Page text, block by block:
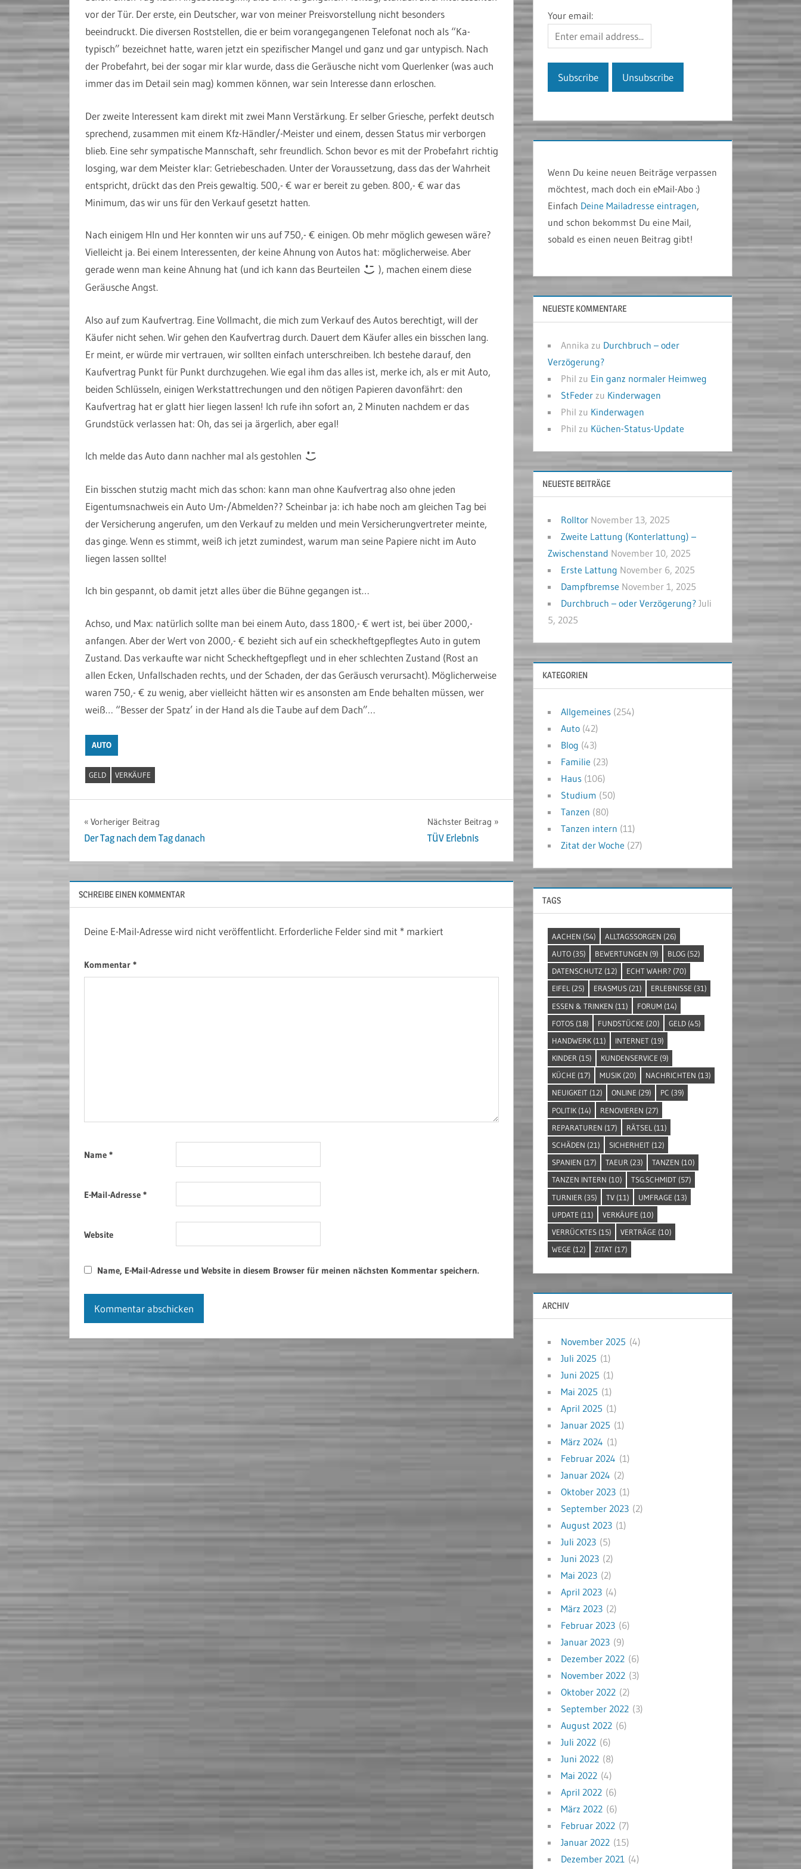
vor der Tür. Der erste, ein Deutscher, war von meiner Preisvorstellung nicht besonders
beeindruckt. Die diversen Roststellen, die er beim vorangegangenen Telefonat noch als “Ka-
typisch” bezeichnet hatte, waren jetzt ein spezifischer Mangel und ganz und gar untypisch. Nach
der Probefahrt, bei der sogar mir klar wurde, dass die Geräusche nicht vom Querlenker (was auch
immer das im Detail sein mag) kommen können, war sein Interesse dann erloschen.
Der zweite Interessent kam direkt mit zwei Mann Verstärkung. Er selber Griesche, perfekt deutsch
sprechend, zusammen mit einem Kfz-Händler/-Meister und einem, dessen Status mir verborgen
blieb. Eine sehr sympatische Mannschaft, sehr freundlich. Schon bevor es mit der Probefahrt richtig
losging, war dem Meister klar: Getriebeschaden. Unter der Voraussetzung, dass das der Wahrheit
entspricht, drückt das den Preis gewaltig. 500,- € war er bereit zu geben. 800,- € war das
Minimum, das wir uns für den Verkauf gesetzt hatten.
Nach einigem HIn und Her konnten wir uns auf 750,- € einigen. Ob mehr möglich gewesen wäre?
Vielleicht ja. Bei einem Interessenten, der keine Ahnung von Autos hat: möglicherweise. Aber
gerade wenn man keine Ahnung hat (und ich kann das Beurteilen
), machen einem diese
Geräusche Angst.
Also auf zum Kaufvertrag. Eine Vollmacht, die mich zum Verkauf des Autos berechtigt, will der
Käufer nicht sehen. Wir gehen den Kaufvertrag durch. Dauert dem Käufer alles ein bisschen lang.
Er meint, er würde mir vertrauen, wir sollten einfach unterschreiben. Ich bestehe darauf, den
Kaufvertrag Punkt für Punkt durchzugehen. Wie egal ihm das alles ist, merke ich, als er mit Auto,
beiden Schlüsseln, einigen Werkstattrechungen und den nötigen Papieren davonfährt: den
Kaufvertrag hat er glatt hier liegen lassen! Ich rufe ihn sofort an, 2 Minuten nachdem er das
Grundstück verlassen hat: Oh, das sei ja ärgerlich, aber egal!
Ich melde das Auto dann nachher mal als gestohlen
Ein bisschen stutzig macht mich das schon: kann man ohne Kaufvertrag also ohne jeden
Eigentumsnachweis ein Auto Um-/Abmelden?? Scheinbar ja: ich habe noch am gleichen Tag bei
der Versicherung angerufen, um den Verkauf zu melden und mein Versicherungvertreter meinte,
das ginge. Wenn es stimmt, weiß ich jetzt zumindest, warum man seine Papiere nicht im Auto
liegen lassen sollte!
Ich bin gespannt, ob damit jetzt alles über die Bühne gegangen ist…
Achso, und Max: natürlich sollte man bei einem Auto, dass 1800,- € wert ist, bei über 2000,-
anfangen. Aber der Wert von 2000,- € bezieht sich auf ein scheckheftgepflegtes Auto in gutem
Zustand. Das verkaufte war nicht Scheckheftgepflegt und in eher schlechten Zustand (Rost an
allen Ecken, Unfallschaden rechts, und der Schaden, der das Geräusch verursacht). Möglicherweise
waren 750,- € zu wenig, aber vielleicht hätten wir es ansonsten am Ende behalten müssen, wer
weiß… “Besser der Spatz’ in der Hand als die Taube auf dem Dach”…
AUTO
GELD VERKÄUFE
Beitragsnavigation
Vorheriger Beitrag
Der Tag nach dem Tag danach
Nächster Beitrag
TÜV Erlebnis
SCHREIBE EINEN KOMMENTAR
Deine E-Mail-Adresse wird nicht veröffentlicht. Erforderliche Felder sind mit * markiert
Kommentar *
Name *
E-Mail-Adresse *
Website
Name, E-Mail-Adresse und Website in diesem Browser für meinen nächsten Kommentar speichern.
Your email:
Wenn Du keine neuen Beiträge verpassen
möchtest, mach doch ein eMail-Abo :)
Einfach Deine Mailadresse eintragen,
und schon bekommst Du eine Mail,
sobald es einen neuen Beitrag gibt!
NEUESTE KOMMENTARE
Annika zu Durchbruch – oder
Verzögerung?
Phil zu Ein ganz normaler Heimweg
StFeder zu Kinderwagen
Phil zu Kinderwagen
Phil zu Küchen-Status-Update
NEUESTE BEITRÄGE
Rolltor November 13, 2025
Zweite Lattung (Konterlattung) –
Zwischenstand November 10, 2025
Erste Lattung November 6, 2025
Dampfbremse November 1, 2025
Durchbruch – oder Verzögerung? Juli
5, 2025
KATEGORIEN
Allgemeines (254)
Auto (42)
Blog (43)
Familie (23)
Haus (106)
Studium (50)
Tanzen (80)
Tanzen intern (11)
Zitat der Woche (27)
TAGS
AACHEN (54) ALLTAGSSORGEN (26)
AUTO(35) BEWERTUNGEN (9) BLOG(52)
DATENSCHUTZ (12) ECHT WAHR? (70)
EIFEL(25) ERASMUS(21) ERLEBNISSE (31)
ESSEN & TRINKEN (11) FORUM (14)
FOTOS(18) FUNDSTÜCKE (20) GELD(45)
HANDWERK(11) INTERNET(19)
KINDER (15) KUNDENSERVICE (9)
KÜCHE (17) MUSIK(20) NACHRICHTEN (13)
NEUIGKEIT(12) ONLINE (29) PC (39)
POLITIK(14) RENOVIEREN (27)
REPARATUREN (17) RÄTSEL (11)
SCHÄDEN (21) SICHERHEIT(12)
SPANIEN (17) TAEUR(23) TANZEN (10)
TANZEN INTERN (10) TSG.SCHMIDT(57)
TURNIER (35) TV(11) UMFRAGE (13)
UPDATE (11) VERKÄUFE (10)
VERRÜCKTES(15) VERTRÄGE (10)
WEGE (12) ZITAT(17)
ARCHIV
November 2025 (4)
Juli 2025 (1)
Juni 2025 (1)
Mai 2025 (1)
April 2025 (1)
Januar 2025 (1)
März 2024 (1)
Februar 2024 (1)
Januar 2024 (2)
Oktober 2023 (1)
September 2023 (2)
August 2023 (1)
Juli 2023 (5)
Juni 2023 (2)
Mai 2023 (2)
April 2023 (4)
März 2023 (2)
Februar 2023 (6)
Januar 2023 (9)
Dezember 2022 (6)
November 2022 (3)
Oktober 2022 (2)
September 2022 (3)
August 2022 (6)
Juli 2022 (6)
Juni 2022 (8)
Mai 2022 (4)
April 2022 (6)
März 2022 (6)
Februar 2022 (7)
Januar 2022 (15)
Dezember 2021 (4)